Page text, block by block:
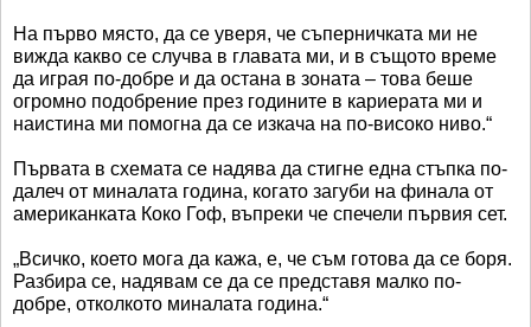
На първо място, да се уверя, че съперничката ми не
вижда какво се случва в главата ми, и в същото време
да играя по-добре и да остана в зоната – това беше
огромно подобрение през годините в кариерата ми и
наистина ми помогна да се изкача на по-високо ниво.“
Първата в схемата се надява да стигне една стъпка по-
далеч от миналата година, когато загуби на финала от
американката Коко Гоф, въпреки че спечели първия сет.
„Всичко, което мога да кажа, е, че съм готова да се боря.
Разбира се, надявам се да се представя малко по-
добре, отколкото миналата година.“